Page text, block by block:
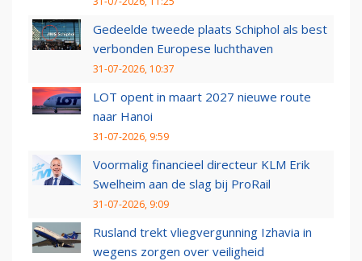
Gedeelde tweede plaats Schiphol als best
verbonden Europese luchthaven
31-07-2026, 10:37
LOT opent in maart 2027 nieuwe route
naar Hanoi
31-07-2026, 9:59
Voormalig financieel directeur KLM Erik
Swelheim aan de slag bij ProRail
31-07-2026, 9:09
Rusland trekt vliegvergunning Izhavia in
wegens zorgen over veiligheid